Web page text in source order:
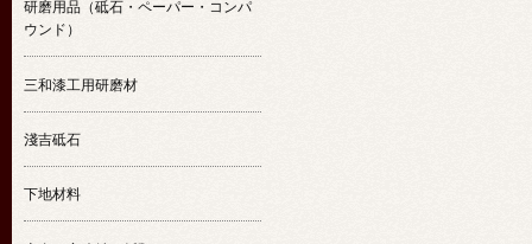
研磨用品（砥石・ペーパー・コンパ
ウンド）
三和漆工用研磨材
淺吉砥石
下地材料